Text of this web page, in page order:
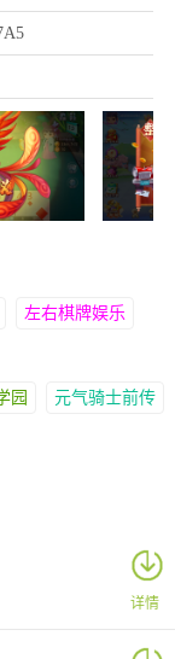
新意。
，倍儿有面子!
呈现出最优质、
受到更多的精彩游
赢的金币道具和
间特别短，还能
你一直有欢乐时光
三千万金币。
品能兑换;
左右棋牌娱乐
园 元气骑士前传
详情